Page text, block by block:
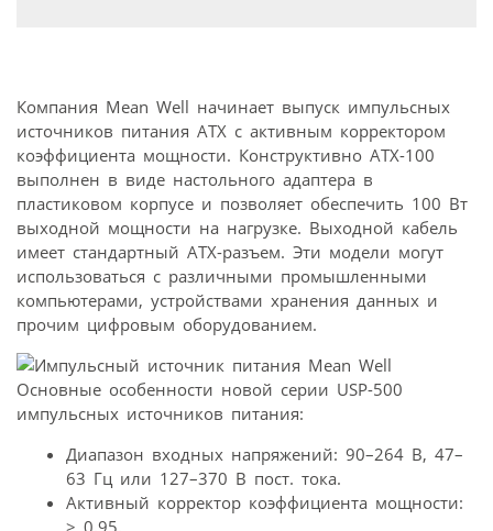
Компания Mean Well начинает выпуск импульсных
источников питания АТХ с активным корректором
коэффициента мощности. Конструктивно АТХ-100
выполнен в виде настольного адаптера в
пластиковом корпусе и позволяет обеспечить 100 Вт
выходной мощности на нагрузке. Выходной кабель
имеет стандартный АТХ-разъем. Эти модели могут
использоваться с различными промышленными
компьютерами, устройствами хранения данных и
прочим цифровым оборудованием.
Основные особенности новой серии USP-500
импульсных источников питания:
Диапазон входных напряжений: 90–264 В, 47–
63 Гц или 127–370 В пост. тока.
Активный корректор коэффициента мощности:
> 0,95.